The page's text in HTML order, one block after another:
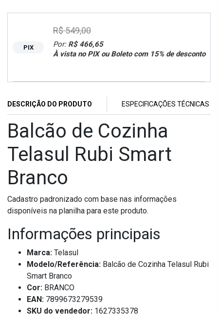
PIX Por: R$ 466,65
À vista no PIX ou Boleto com 15% de desconto
R$ 549,00
DESCRIÇÃO DO PRODUTO ESPECIFICAÇÕES TÉCNICAS
Balcão de Cozinha
Telasul Rubi Smart
Branco
Cadastro padronizado com base nas informações
disponíveis na planilha para este produto.
Informações principais
Marca: Telasul
Modelo/Referência: Balcão de Cozinha Telasul Rubi
Smart Branco
Cor: BRANCO
EAN: 7899673279539
SKU do vendedor: 1627335378